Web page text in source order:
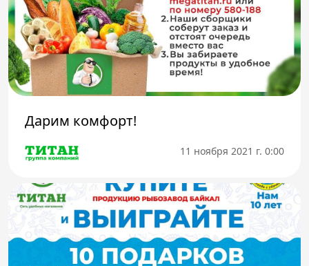
Дарим комфорт!
11 ноября 2021 г. 0:00